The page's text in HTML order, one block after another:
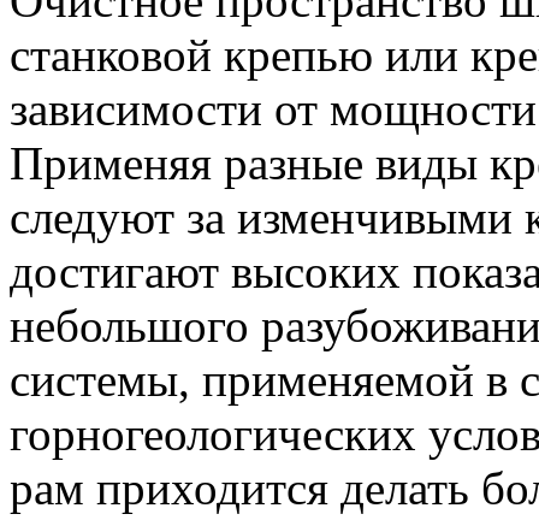
станковой крепью или
зависимости от
Применяя разные виды
следуют за изменчивыми
достигают высоких
небольшого
системы, применяемой в
горногеологических
рам приходится делать